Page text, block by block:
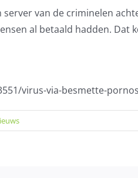
van de criminelen
al betaald hadden. Dat
virus-via-besmette-